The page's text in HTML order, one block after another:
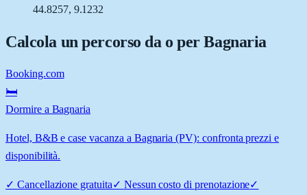
44.8257, 9.1232
Calcola un percorso da o perBagnaria
Booking.com
🛏️
Dormire a Bagnaria
Hotel, B&B e case vacanza a Bagnaria (PV): confronta prezzi e
disponibilità.
✓ Cancellazione gratuita✓ Nessun costo di prenotazione✓